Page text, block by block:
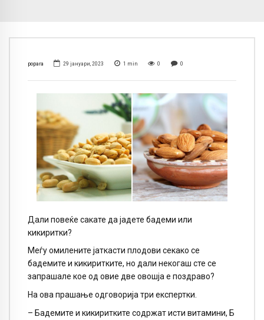
popara 29 јануари, 2023 1 min 0 0
Дали повеќе сакате да јадете бадеми или
кикиритки?
Меѓу омилените јаткасти плодови секако се
бадемите и кикиритките, но дали некогаш сте се
запрашале кое од овие две овошја е поздраво?
На ова прашање одговорија три експертки.
– Бадемите и кикиритките содржат исти витамини, Б